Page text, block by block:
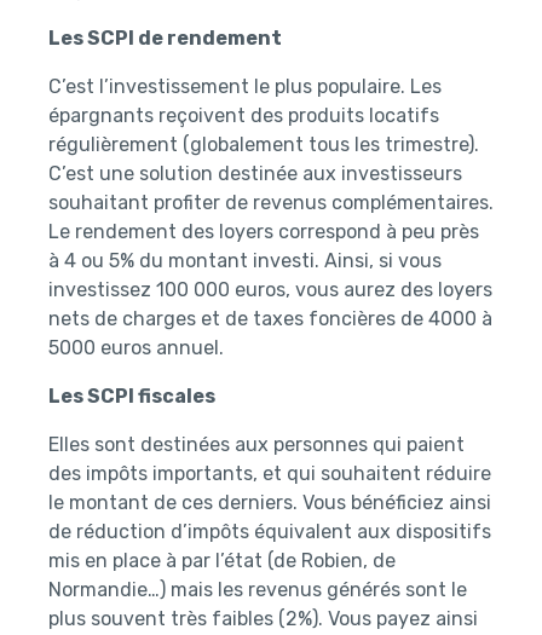
Les SCPI de rendement
C’est l’investissement le plus populaire. Les
épargnants reçoivent des produits locatifs
régulièrement (globalement tous les trimestre).
C’est une solution destinée aux investisseurs
souhaitant profiter de revenus complémentaires.
Le rendement des loyers correspond à peu près
à 4 ou 5% du montant investi. Ainsi, si vous
investissez 100 000 euros, vous aurez des loyers
nets de charges et de taxes foncières de 4000 à
5000 euros annuel.
Les SCPI fiscales
Elles sont destinées aux personnes qui paient
des impôts importants, et qui souhaitent réduire
le montant de ces derniers. Vous bénéficiez ainsi
de réduction d’impôts équivalent aux dispositifs
mis en place à par l’état (de Robien, de
Normandie…) mais les revenus générés sont le
plus souvent très faibles (2%). Vous payez ainsi